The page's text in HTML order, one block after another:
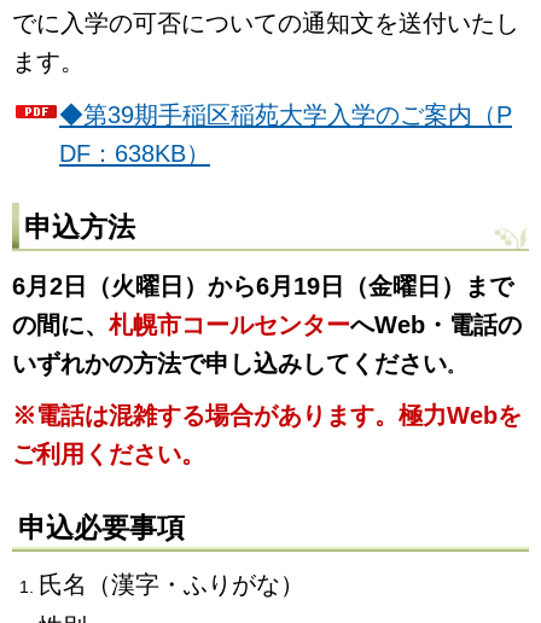
でに 入学の可否についての通知文を送付いたし
ます。
◆第39期手稲区稲苑大学入学のご案内（P
DF：638KB）
申込方法
6月2 日（火曜日）から6月19 日（金曜日）まで
の間に、 札幌市コールセンターへWeb・電話の
いずれかの方法で申し込みしてください。
※電話は混雑する場合があります。極力Webを
ご利用ください。
申込必要事項
氏名（漢字・ふりがな）